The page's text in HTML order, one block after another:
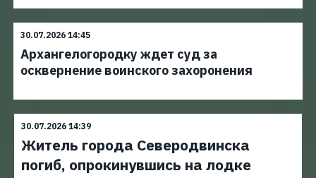
30.07.2026 14:45
Архангелогородку ждет суд за
осквернение воинского захоронения
30.07.2026 14:39
Житель города Северодвинска
погиб, опрокинувшись на лодке